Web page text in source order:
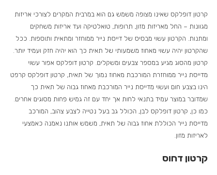
קרטון דופלקס שאינו מצופה משמש גם הוא במרבית המקרים לצורכי אריזות
מגוונות – החל מאריזות מזון, תרופות, טואלטיקה ועד אריזות משחקים
ומתנות. הקרטון עשוי מבסיס של דייסת נייר ממוחזר ומתאית ותוספות. ככל
שהקרטון יהיה עשוי מאחוז משמעותי של תאית כך הוא יהיה חזק ועמיד יותר.
קרטון מהסוג מגיע במספר צבעים ומשקלים. קרטון דופלקס אפור עשוי
מדייסת נייר ממוחזרת המורכבת מאחוז נמוך של תאית, קרטון דופלקס קרפט
הינו בצבע חום ועשוי מדייסת נייר המורכבת מאחוז גבוה של תאית כך
שמדובר במוצר עמיד בתנאי לחות אך יחד עם זה גמיש פחות מסוגים אחרים.
כמו כן, קרטון דופלקס לבן, הכולל גב בעל נטייה לצבע צהוב, המורכב
מדייסת נייר הכוללת אחוז גבוה של תאית, משמש אותנו נאמנה כאמצעי
לאריזות מזון.
קרטון דחוס